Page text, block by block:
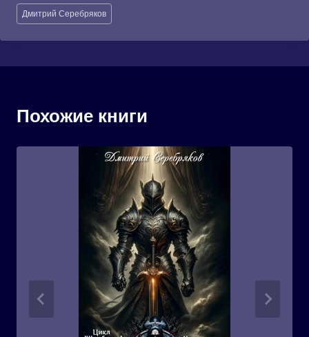
Метки
записи:
Дмитрий Серебряков
Похожие книги